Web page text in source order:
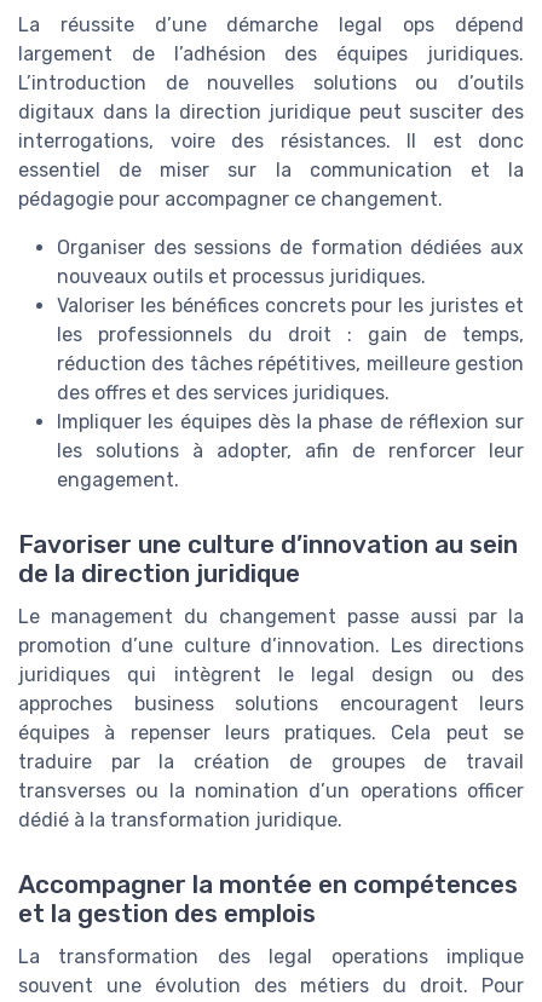
La réussite d’une démarche legal ops dépend
largement de l’adhésion des équipes juridiques.
L’introduction de nouvelles solutions ou d’outils
digitaux dans la direction juridique peut susciter des
interrogations, voire des résistances. Il est donc
essentiel de miser sur la communication et la
pédagogie pour accompagner ce changement.
Organiser des sessions de formation dédiées aux
nouveaux outils et processus juridiques.
Valoriser les bénéfices concrets pour les juristes et
les professionnels du droit : gain de temps,
réduction des tâches répétitives, meilleure gestion
des offres et des services juridiques.
Impliquer les équipes dès la phase de réflexion sur
les solutions à adopter, afin de renforcer leur
engagement.
Favoriser une culture d’innovation au sein
de la direction juridique
Le management du changement passe aussi par la
promotion d’une culture d’innovation. Les directions
juridiques qui intègrent le legal design ou des
approches business solutions encouragent leurs
équipes à repenser leurs pratiques. Cela peut se
traduire par la création de groupes de travail
transverses ou la nomination d’un operations officer
dédié à la transformation juridique.
Accompagner la montée en compétences
et la gestion des emplois
La transformation des legal operations implique
souvent une évolution des métiers du droit. Pour